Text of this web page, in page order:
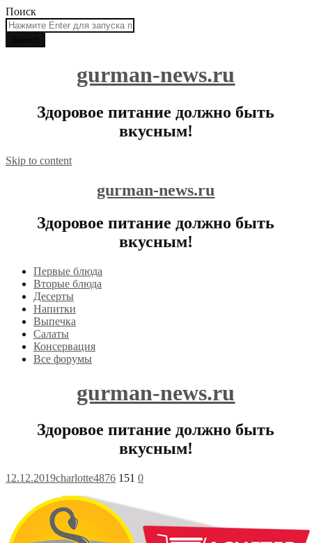
Поиск
gurman-news.ru
Здоровое питание должно быть
вкусным!
Skip to content
gurman-news.ru
Здоровое питание должно быть
вкусным!
Первые блюда
Вторые блюда
Десерты
Напитки
Выпечка
Салаты
Консервация
Все форумы
gurman-news.ru
Здоровое питание должно быть
вкусным!
12.12.2019charlotte4876 151 0